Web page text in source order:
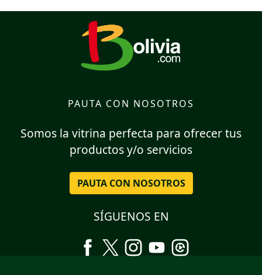
PAUTA CON NOSOTROS
Somos la vitrina perfecta para ofrecer tus
productos y/o servicios
PAUTA CON NOSOTROS
SÍGUENOS EN